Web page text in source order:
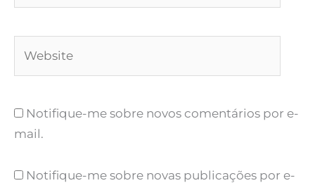
Notifique-me sobre novos comentários por e-
mail.
Notifique-me sobre novas publicações por e-